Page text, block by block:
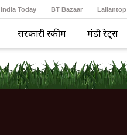
India Today BT Bazaar Lallantop
सरकारी स्कीम मंडी रेट्स